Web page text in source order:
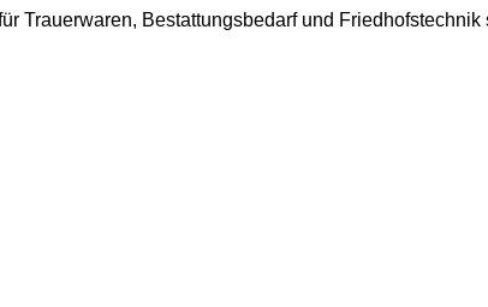
Trauerwaren, Bestattungsbedarf und Friedhofstechnik